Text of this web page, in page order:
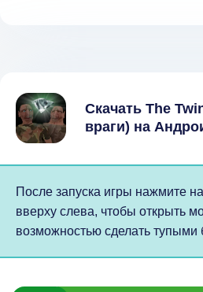
Скачать The
враги) на
После запуска игры нажмите
вверху слева, чтобы открыть
возможностью сделать тупыми